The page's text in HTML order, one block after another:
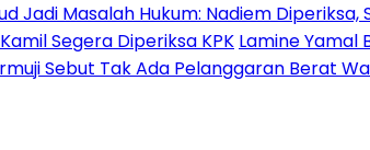
Jadi Masalah Hukum: Nadiem Diperiksa,
Segera Diperiksa KPK Lamine Yamal
Sebut Tak Ada Pelanggaran Berat